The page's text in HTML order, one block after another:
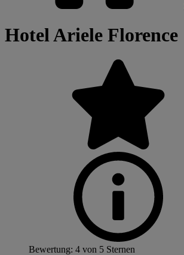
Hotel Ariele Florence
Bewertung: 4 von 5 Sternen